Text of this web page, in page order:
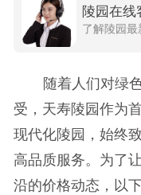
陵园在线
了解陵园
随着人们对绿
受，天寿陵园作为
现代化陵园，始终
高品质服务。为了
沿的价格动态，以